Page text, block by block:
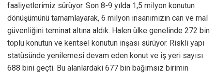
faaliyetlerimiz sürüyor. Son 8-9 yılda 1,5 milyon konutun
dönüşümünü tamamlayarak, 6 milyon insanımızın can ve mal
güvenliğini teminat altına aldık. Halen ülke genelinde 272 bin
toplu konutun ve kentsel konutun inşası sürüyor. Riskli yapı
statüsünde yenilemesi devam eden konut ve iş yeri sayısı
688 bini geçti. Bu alanlardaki 677 bin bağımsız birimin